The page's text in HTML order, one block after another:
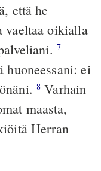
että he
vaeltaa oikialla
7
ei
8 Varhain
maasta,
Herran